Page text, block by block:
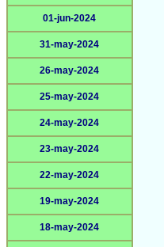
01-jun-2024
31-may-2024
26-may-2024
25-may-2024
24-may-2024
23-may-2024
22-may-2024
19-may-2024
18-may-2024